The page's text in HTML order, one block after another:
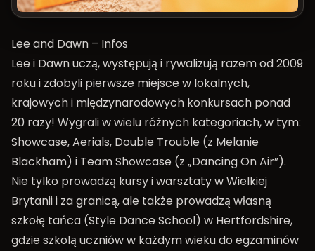
Lee and Dawn – Infos
Lee i Dawn uczą, występują i rywalizują razem od 2009
roku i zdobyli pierwsze miejsce w lokalnych,
krajowych i międzynarodowych konkursach ponad
20 razy! Wygrali w wielu różnych kategoriach, w tym:
Showcase, Aerials, Double Trouble (z Melanie
Blackham) i Team Showcase (z „Dancing On Air”).
Nie tylko prowadzą kursy i warsztaty w Wielkiej
Brytanii i za granicą, ale także prowadzą własną
szkołę tańca (Style Dance School) w Hertfordshire,
gdzie szkolą uczniów w każdym wieku do egzaminów